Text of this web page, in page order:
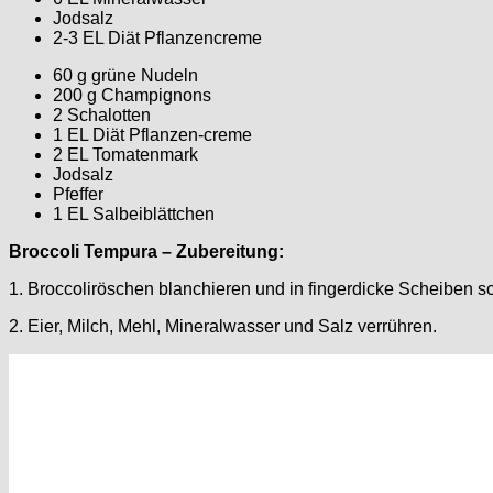
Jodsalz
2-3 EL Diät Pflanzencreme
60 g grüne Nudeln
200 g Champignons
2 Schalotten
1 EL Diät Pflanzen-creme
2 EL Tomatenmark
Jodsalz
Pfeffer
1 EL Salbeiblättchen
Broccoli Tempura – Zubereitung:
1. Broccoliröschen blanchieren und in fingerdicke Scheiben
2. Eier, Milch, Mehl, Mineralwasser und Salz verrühren.